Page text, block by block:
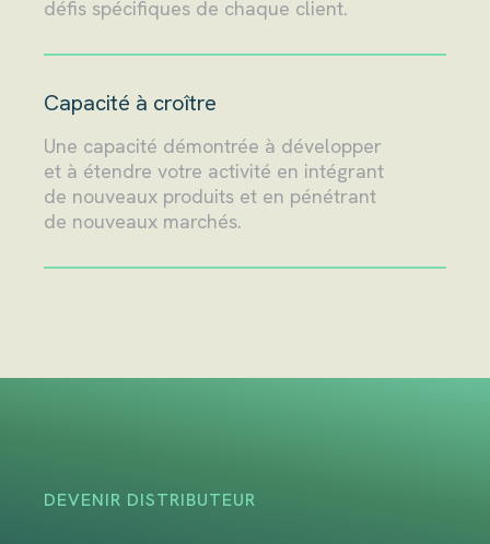
défis spécifiques de chaque client.
Capacité à croître
Une capacité démontrée à développer
et à étendre votre activité en intégrant
de nouveaux produits et en pénétrant
de nouveaux marchés.
DEVENIR DISTRIBUTEUR